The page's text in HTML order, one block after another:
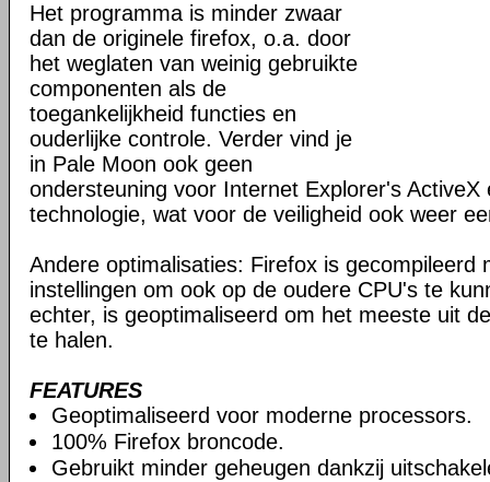
Het programma is minder zwaar
dan de originele firefox, o.a. door
het weglaten van weinig gebruikte
componenten als de
toegankelijkheid functies en
ouderlijke controle. Verder vind je
in Pale Moon ook geen
ondersteuning voor Internet Explorer's ActiveX
technologie, wat voor de veiligheid ook weer
Andere optimalisaties: Firefox is gecompileerd
instellingen om ook op de oudere CPU's te
echter, is geoptimaliseerd om het meeste uit
te halen.
FEATURES
Geoptimaliseerd voor moderne processors.
100% Firefox broncode.
Gebruikt minder geheugen dankzij